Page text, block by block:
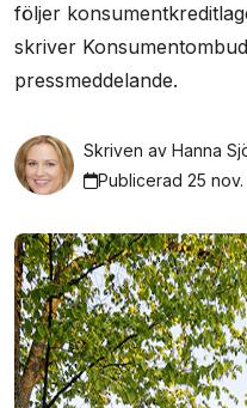
följer
skriver
pressmeddelande.
Skriven av Hanna
Publicerad 25 nov.